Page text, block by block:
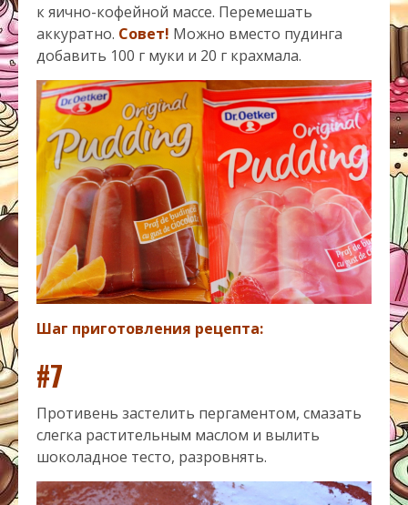
к яично-кофейной массе. Перемешать
аккуратно. Совет! Можно вместо пудинга
добавить 100 г муки и 20 г крахмала.
Шаг приготовления рецепта:
#7
Противень застелить пергаментом, смазать
слегка растительным маслом и вылить
шоколадное тесто, разровнять.